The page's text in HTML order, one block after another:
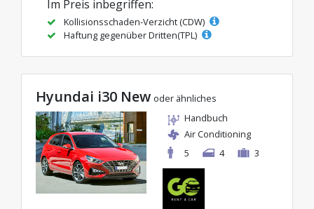
Im Preis inbegriffen:
Kollisionsschaden-Verzicht (CDW)
Haftung gegenüber Dritten(TPL)
Hyundai i30 New oder ähnliches
Handbuch
Air Conditioning
5
4 3